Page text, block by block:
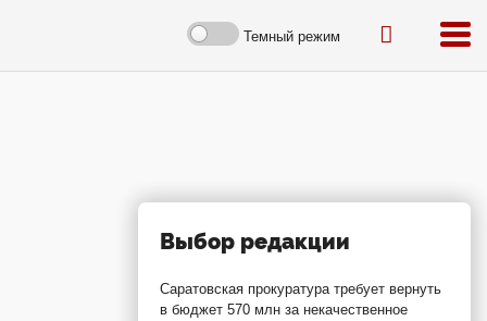
Темный режим
Выбор редакции
Саратовская прокуратура требует вернуть
в бюджет 570 млн за некачественное